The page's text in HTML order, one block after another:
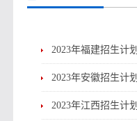
2023年福建招生计划
2023年安徽招生计划
2023年江西招生计划